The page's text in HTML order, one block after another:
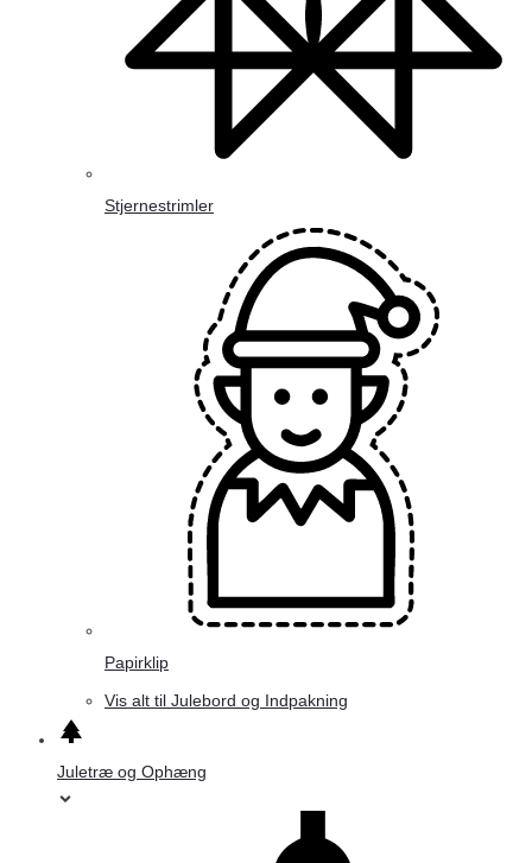
Stjernestrimler
Papirklip
Vis alt til Julebord og Indpakning
Juletræ og Ophæng